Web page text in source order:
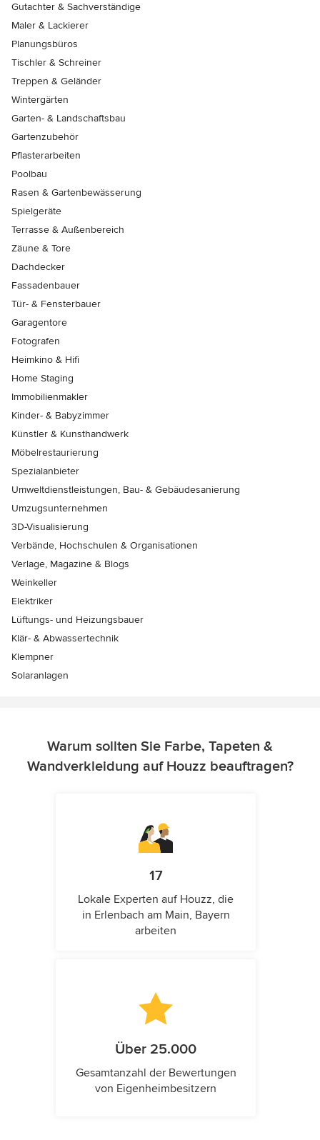
Gutachter & Sachverständige
Maler & Lackierer
Planungsbüros
Tischler & Schreiner
Treppen & Geländer
Wintergärten
Garten- & Landschaftsbau
Gartenzubehör
Pflasterarbeiten
Poolbau
Rasen & Gartenbewässerung
Spielgeräte
Terrasse & Außenbereich
Zäune & Tore
Dachdecker
Fassadenbauer
Tür- & Fensterbauer
Garagentore
Fotografen
Heimkino & Hifi
Home Staging
Immobilienmakler
Kinder- & Babyzimmer
Künstler & Kunsthandwerk
Möbelrestaurierung
Spezialanbieter
Umweltdienstleistungen, Bau- & Gebäudesanierung
Umzugsunternehmen
3D-Visualisierung
Verbände, Hochschulen & Organisationen
Verlage, Magazine & Blogs
Weinkeller
Elektriker
Lüftungs- und Heizungsbauer
Klär- & Abwassertechnik
Klempner
Solaranlagen
Warum sollten Sie Farbe, Tapeten &
Wandverkleidung auf Houzz beauftragen?
17
Lokale Experten auf Houzz, die
in Erlenbach am Main, Bayern
arbeiten
Über 25.000
Gesamtanzahl der Bewertungen
von Eigenheimbesitzern